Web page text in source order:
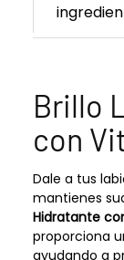
Brillo
con
Dale a tus
mantienes
Hidratante
proporciona
ayudando a